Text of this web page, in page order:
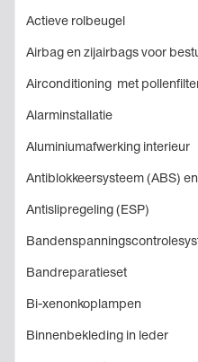
Actieve rolbeugel
Airbag en zijairbags voor
Airconditioning met
Alarminstallatie
Aluminiumafwerking interieur
Antiblokkeersysteem (ABS)
Antislipregeling (ESP)
Bandreparatieset
Bi-xenonkoplampen
Binnenbekleding in leder